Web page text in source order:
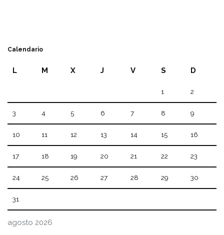
Calendario
agosto 2026
L M X J V S D
1 2
3 4 5 6 7 8 9
10 11 12 13 14 15 16
17 18 19 20 21 22 23
24 25 26 27 28 29 30
31